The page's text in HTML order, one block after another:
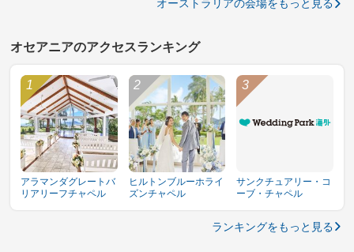
オーストラリアの会場をもっと見る
オセアニアのアクセスランキング
アラマンダグレートバ
リアリーフチャペル
ヒルトンブルーホライ
ズンチャペル
サンクチュアリー・コ
ーブ・チャペル
ランキングをもっと見る